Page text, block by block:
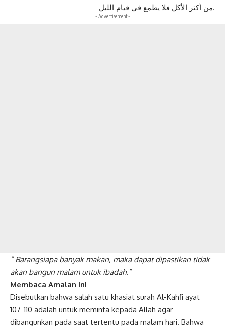
من أكثر الأكل فلا يطمع في قيام الليل.
- Advertisement -
” Barangsiapa banyak makan, maka dapat dipastikan tidak
akan bangun malam untuk ibadah.”
Membaca Amalan Ini
Disebutkan bahwa salah satu khasiat surah Al-Kahfi ayat
107-110 adalah untuk meminta kepada Allah agar
dibangunkan pada saat tertentu pada malam hari. Bahwa